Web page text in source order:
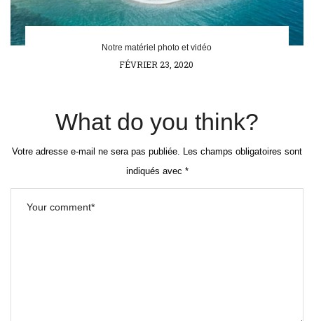
Notre matériel photo et vidéo
POSTED
FÉVRIER 23, 2020
What do you think?
Votre adresse e-mail ne sera pas publiée. Les champs obligatoires sont
indiqués avec *